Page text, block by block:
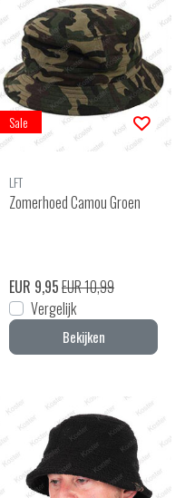
Sale
LFT
Zomerhoed Camou Groen
EUR 9,95EUR 10,99
Vergelijk
Bekijken